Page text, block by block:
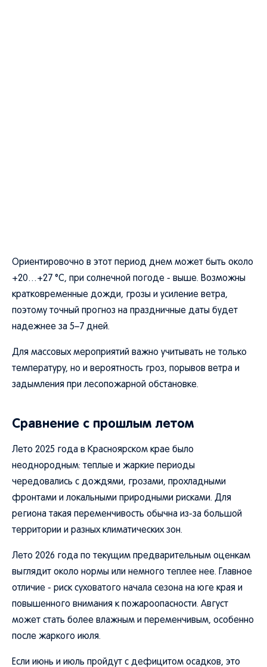
Ориентировочно в этот период днем может быть около
+20…+27 °C, при солнечной погоде - выше. Возможны
кратковременные дожди, грозы и усиление ветра,
поэтому точный прогноз на праздничные даты будет
надежнее за 5–7 дней.
Для массовых мероприятий важно учитывать не только
температуру, но и вероятность гроз, порывов ветра и
задымления при лесопожарной обстановке.
Сравнение с прошлым летом
Лето 2025 года в Красноярском крае было
неоднородным: теплые и жаркие периоды
чередовались с дождями, грозами, прохладными
фронтами и локальными природными рисками. Для
региона такая переменчивость обычна из-за большой
территории и разных климатических зон.
Лето 2026 года по текущим предварительным оценкам
выглядит около нормы или немного теплее нее. Главное
отличие - риск суховатого начала сезона на юге края и
повышенного внимания к пожароопасности. Август
может стать более влажным и переменчивым, особенно
после жаркого июля.
Если июнь и июль пройдут с дефицитом осадков, это